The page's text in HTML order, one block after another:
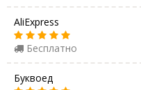
AliExpress
Бесплатно
Буквоед